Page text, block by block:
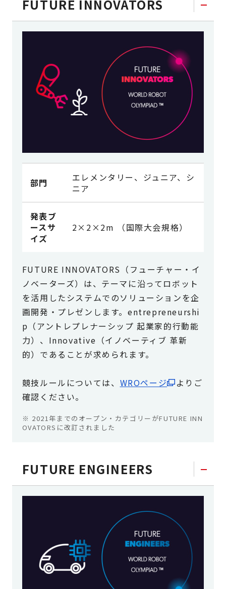
FUTURE INNOVATORS
部門
エレメンタリー、ジュニア、シ
ニア
発表ブ
ースサ
イズ
2×2×2m （国際大会規格）
FUTURE INNOVATORS（フューチャー・イ
ノベーターズ）は、テーマに沿ってロボット
を活用したシステムでのソリューションを企
画開発・プレゼンします。entrepreneurshi
p（アントレプレナーシップ 起業家的行動能
力）、Innovative（イノベーティブ 革新
的）であることが求められます。
競技ルールについては、 WROページ
よりご
確認ください。
※ 2021年までのオープン・カテゴリーがFUTURE INN
OVATORSに改訂されました
FUTURE ENGINEERS